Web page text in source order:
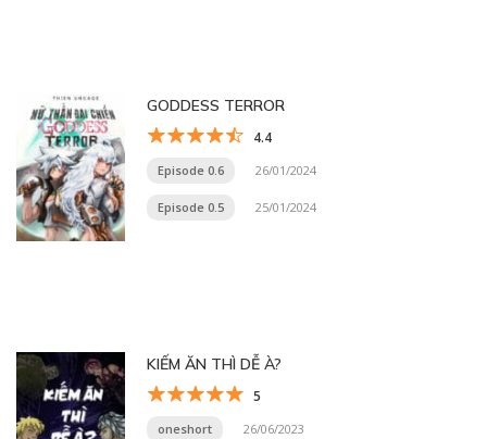
GODDESS TERROR
4.4
Episode 0.6 26/01/2024
Episode 0.5 25/01/2024
KIẾM ĂN THÌ DỄ À?
5
oneshort 26/06/2023